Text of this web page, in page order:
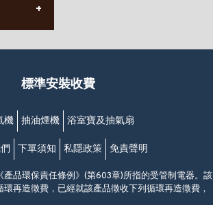
乍街
B出口)
:
20-28號
專線小巴)
標準安裝收費
機 抽油煙機 浴室寶及抽氣扇
下單須知 私隱政策 免責聲明
產品環保責任條例》(第603章)所指的受管制電器。該
再造徵費，已經就該產品徵收下列循環再造徵費，